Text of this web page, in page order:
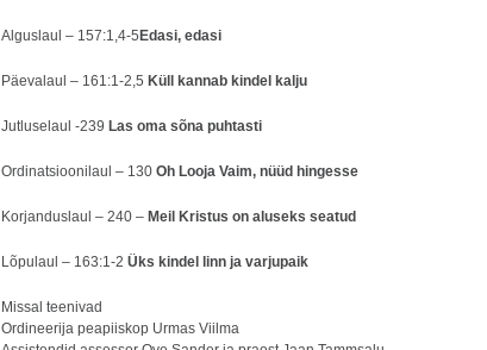
Alguslaul – 157:1,4-5Edasi, edasi
Päevalaul – 161:1-2,5 Küll kannab kindel kalju
Jutluselaul -239 Las oma sõna puhtasti
Ordinatsioonilaul – 130 Oh Looja Vaim, nüüd hingesse
Korjanduslaul – 240 – Meil Kristus on aluseks seatud
Lõpulaul – 163:1-2 Üks kindel linn ja varjupaik
Missal teenivad
Ordineerija peapiiskop Urmas Viilma